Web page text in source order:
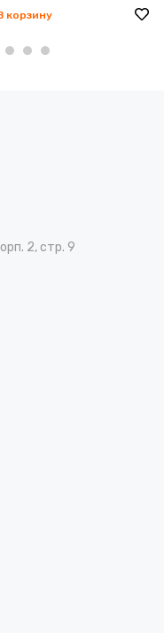
корзину
2, стр. 9